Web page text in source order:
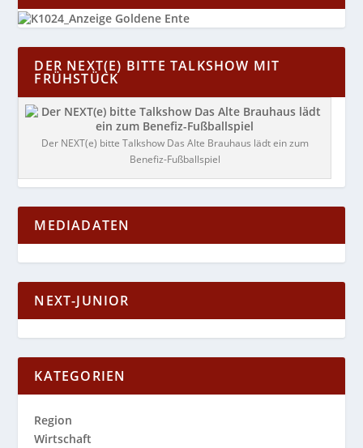
DER NEXT(E) BITTE TALKSHOW MIT
FRÜHSTÜCK
Der NEXT(e) bitte Talkshow Das Alte Brauhaus lädt ein zum
Benefiz-Fußballspiel
MEDIADATEN
NEXT-JUNIOR
KATEGORIEN
Region
Wirtschaft